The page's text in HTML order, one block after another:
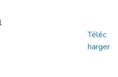
Téléc
harger